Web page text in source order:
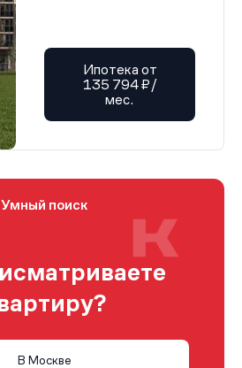
Ипотека от
135 794 ₽/
мес.
Умный поиск
В Москве